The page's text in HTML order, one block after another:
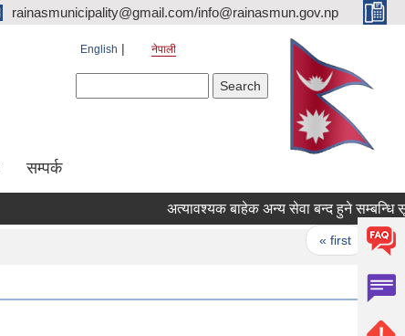
rainasmunicipality@gmail.com/info@rainasmun.gov.np
English नेपाली
सम्पर्क
अत्यावश्यक बाहेक अन्य सेवा बन्द हुने सम्बन्धि
« first ‹